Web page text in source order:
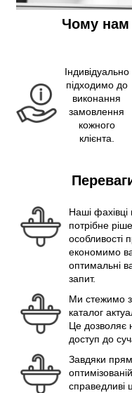
Чому нам
Індивідуально
підходимо до
виконання
замовлення
кожного
клієнта.
Наші фахівці
потрібне
особливості
економимо
оптимальні
запит.
Ми стежимо
каталог
Це дозволяє
доступ до
Завдяки
справедливі